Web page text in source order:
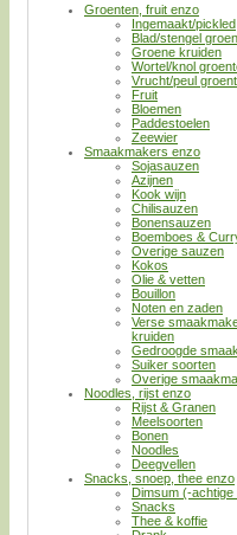
Groenten, fruit enzo
Ingemaakt/pickled
Blad/stengel
Groene kruiden
Wortel/knol
Vrucht/peul
Fruit
Bloemen
Paddestoelen
Zeewier
Smaakmakers enzo
Sojasauzen
Azijnen
Kook wijn
Chilisauzen
Bonensauzen
Boemboes &
Overige sauzen
Kokos
Olie & vetten
Bouillon
Noten en zaden
Verse
kruiden
Gedroogde
Suiker soorten
Overige
Noodles, rijst enzo
Rijst & Granen
Meelsoorten
Bonen
Noodles
Deegvellen
Snacks, snoep, thee enzo
Dimsum (-achtige
Snacks
Thee & koffie